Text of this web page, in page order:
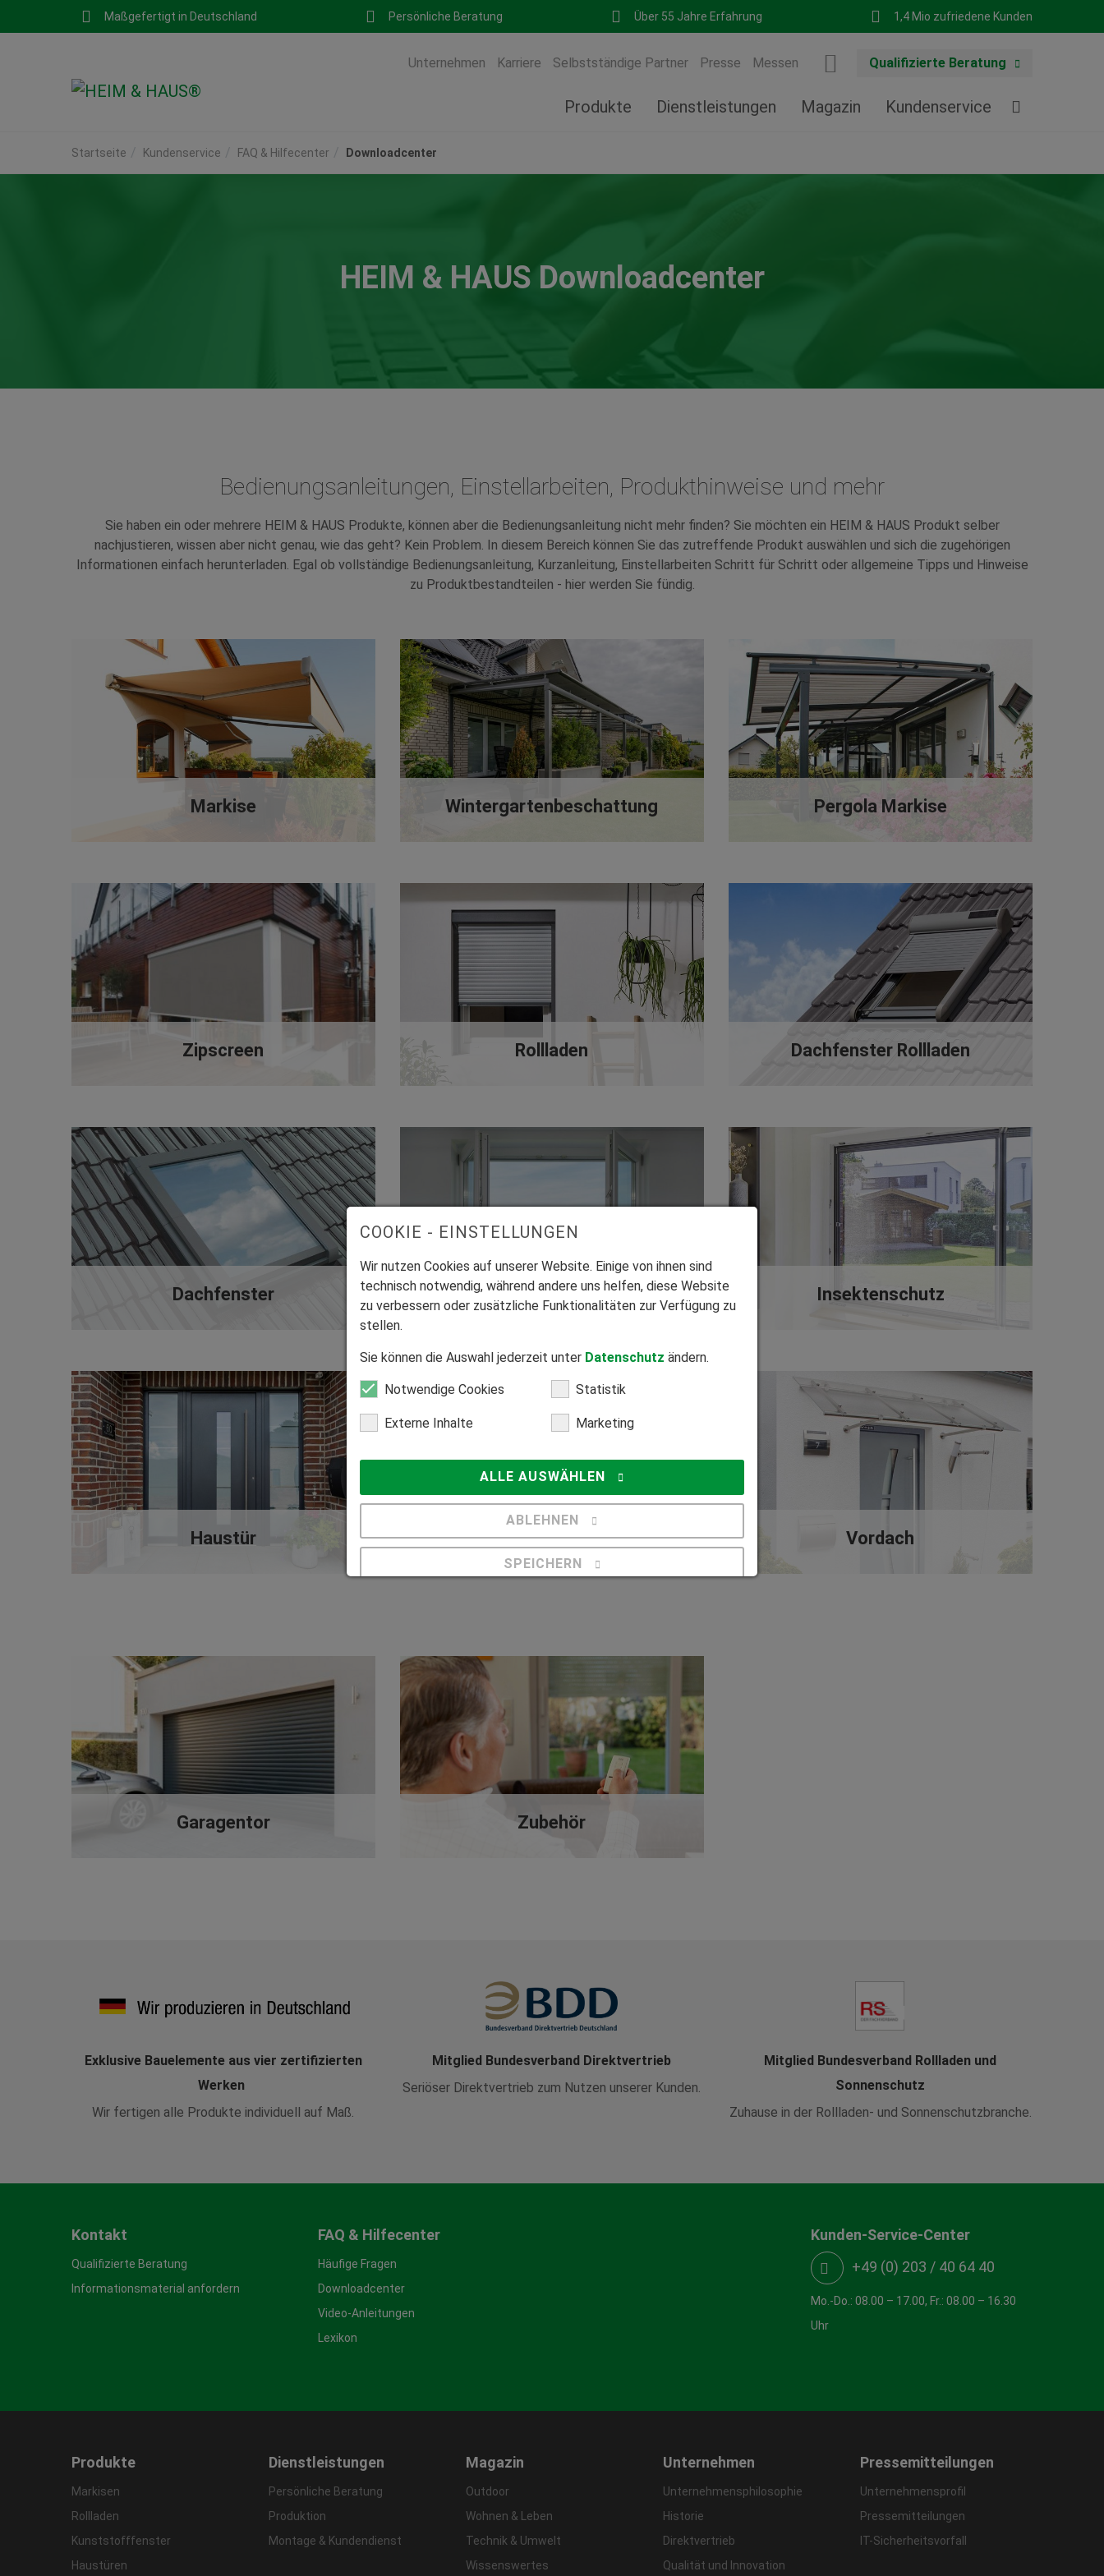
Maßgefertigt in Deutschland Persönliche Beratung Über 55 Jahre Erfahrung 1,4 Mio zufriedene Kunden
Unternehmen Karriere Selbstständige Partner Presse Messen Qualifizierte Beratung
Produkte Dienstleistungen Magazin Kundenservice
Startseite Kundenservice FAQ & Hilfecenter Downloadcenter
HEIM & HAUS Downloadcenter
Bedienungsanleitungen, Einstellarbeiten, Produkthinweise und mehr
Sie haben ein oder mehrere HEIM & HAUS Produkte, können aber die Bedienungsanleitung nicht mehr finden? Sie möchten ein HEIM & HAUS Produkt selber
nachjustieren, wissen aber nicht genau, wie das geht? Kein Problem. In diesem Bereich können Sie das zutreffende Produkt auswählen und sich die zugehörigen
Informationen einfach herunterladen. Egal ob vollständige Bedienungsanleitung, Kurzanleitung, Einstellarbeiten Schritt für Schritt oder allgemeine Tipps und Hinweise
zu Produktbestandteilen - hier werden Sie fündig.
Markise Wintergartenbeschattung Pergola Markise
Zipscreen Rollladen Dachfenster Rollladen
Dachfenster Kunststofffenster Insektenschutz
Haustür Terrassendach Vordach
Garagentor Zubehör
Exklusive Bauelemente aus vier zertifizierten
Werken
Wir fertigen alle Produkte individuell auf Maß.
Mitglied Bundesverband Direktvertrieb
Seriöser Direktvertrieb zum Nutzen unserer Kunden.
Mitglied Bundesverband Rollladen und
Sonnenschutz
Zuhause in der Rollladen- und Sonnenschutzbranche.
Kontakt
Qualifizierte Beratung
Informationsmaterial anfordern
FAQ & Hilfecenter
Häufige Fragen
Downloadcenter
Video-Anleitungen
Lexikon
Kunden-Service-Center
+49 (0) 203 / 40 64 40
Mo.-Do.: 08.00 – 17.00, Fr.: 08.00 – 16.30
Uhr
Produkte
Markisen
Rollladen
Kunststofffenster
Haustüren
Dienstleistungen
Persönliche Beratung
Produktion
Montage & Kundendienst
Magazin
Outdoor
Wohnen & Leben
Technik & Umwelt
Wissenswertes
Unternehmen
Unternehmensphilosophie
Historie
Direktvertrieb
Qualität und Innovation
Pressemitteilungen
Unternehmensprofil
Pressemitteilungen
IT-Sicherheitsvorfall
COOKIE - EINSTELLUNGEN
Wir nutzen Cookies auf unserer Website. Einige von ihnen sind
technisch notwendig, während andere uns helfen, diese Website
zu verbessern oder zusätzliche Funktionalitäten zur Verfügung zu
stellen.
Sie können die Auswahl jederzeit unter Datenschutz ändern.
Notwendige Cookies Statistik
Externe Inhalte Marketing
ALLE AUSWÄHLEN
ABLEHNEN
SPEICHERN